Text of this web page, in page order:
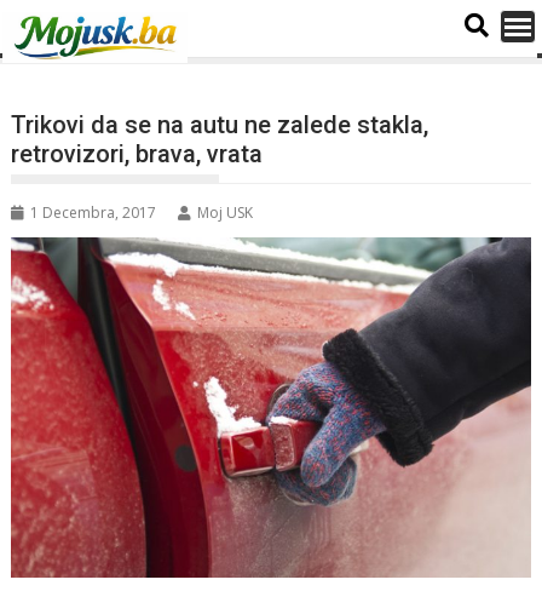
Trikovi da se na autu ne zalede stakla,
retrovizori, brava, vrata
1 Decembra, 2017 Moj USK